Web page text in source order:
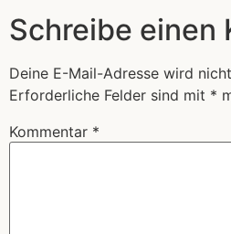
Schreibe einen
Deine E-Mail-Adresse wird
Erforderliche Felder sind mit *
Kommentar *